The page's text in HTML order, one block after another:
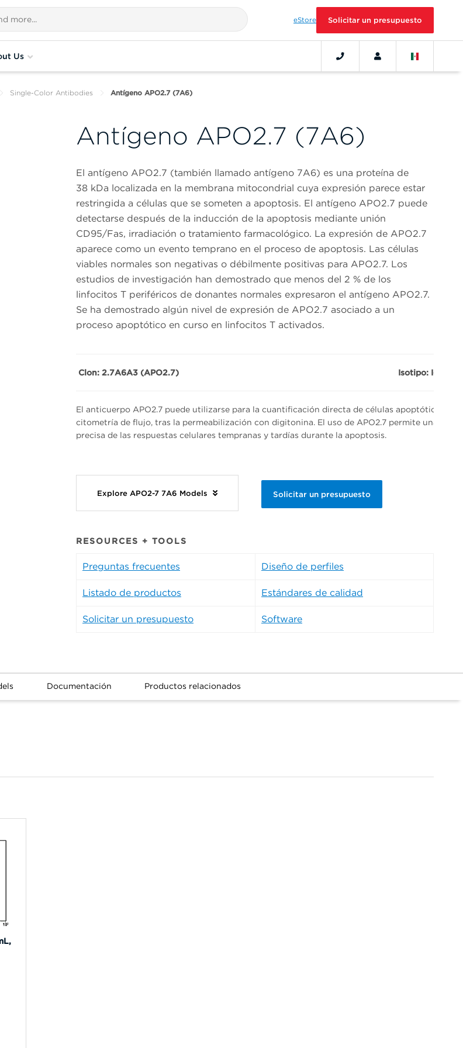
eStore Solicitar un presupuesto
Us
Single-Color Antibodies Antígeno APO2.7 (7A6)
Antígeno APO2.7 (7A6)
El antígeno APO2.7 (también llamado antígeno 7A6) es una proteína de
38 kDa localizada en la membrana mitocondrial cuya expresión parece estar
restringida a células que se someten a apoptosis. El antígeno APO2.7 puede
detectarse después de la inducción de la apoptosis mediante unión
CD95/Fas, irradiación o tratamiento farmacológico. La expresión de APO2.7
aparece como un evento temprano en el proceso de apoptosis. Las células
viables normales son negativas o débilmente positivas para APO2.7. Los
estudios de investigación han demostrado que menos del 2 % de los
linfocitos T periféricos de donantes normales expresaron el antígeno APO2.7.
Se ha demostrado algún nivel de expresión de APO2.7 asociado a un
proceso apoptótico en curso en linfocitos T activados.
Clon: 2.7A6A3 (APO2.7) Isotipo: IgG1
El anticuerpo APO2.7 puede utilizarse para la cuantificación directa de células apoptóticas
citometría de flujo, tras la permeabilización con digitonina. El uso de APO2.7 permite una
precisa de las respuestas celulares tempranas y tardías durante la apoptosis.
Explore APO2-7 7A6 Models Solicitar un presupuesto
RESOURCES + TOOLS
Preguntas frecuentes Diseño de perfiles
Listado de productos Estándares de calidad
Solicitar un presupuesto Software
Documentación Productos relacionados